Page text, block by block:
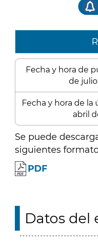
Fecha y hora de
de julio
Fecha y hora de la
abril
Se puede
siguientes
PDF
Datos del